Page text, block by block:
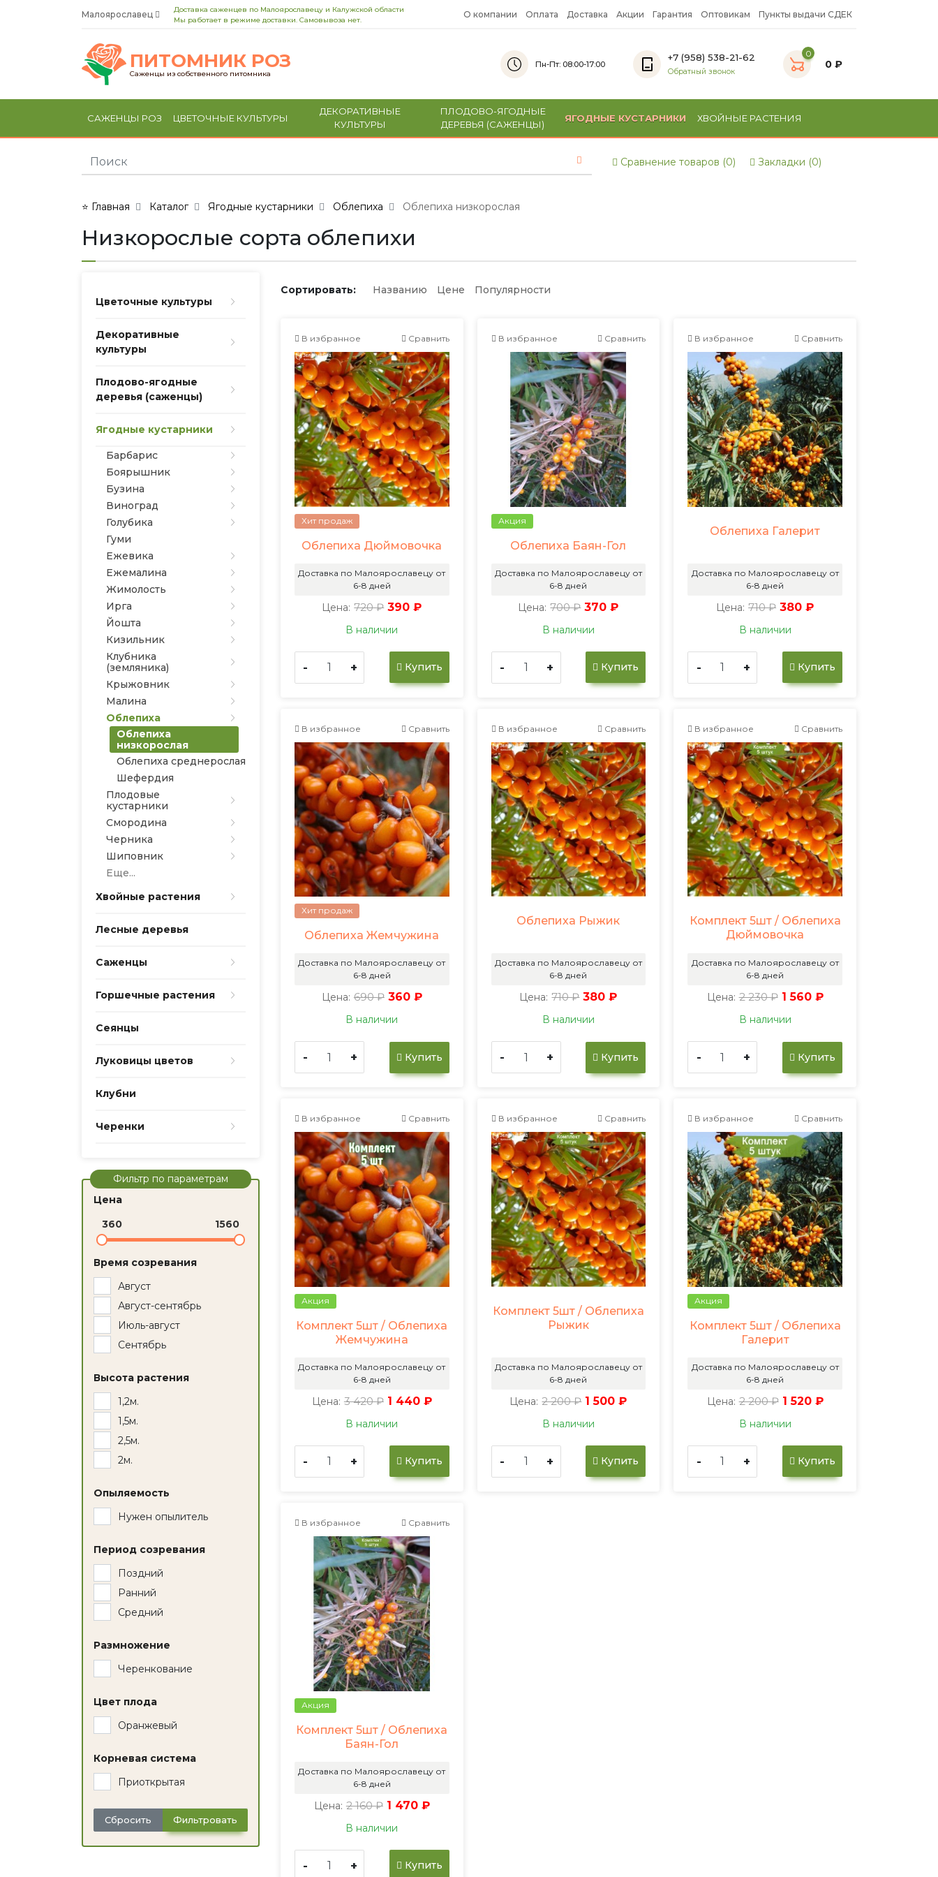
Малоярославец
Доставка саженцев по Малоярославецу и Калужской области
Мы работает в режиме доставки. Самовывоза нет.
О компании Оплата Доставка Акции Гарантия Оптовикам Пункты выдачи СДЕК
ПИТОМНИК РОЗ
Саженцы из собственного питомника
Пн-Пт: 08:00-17:00
+7 (958) 538-21-62
Обратный звонок
0
0 ₽
САЖЕНЦЫ РОЗ ЦВЕТОЧНЫЕ КУЛЬТУРЫ
ДЕКОРАТИВНЫЕ
КУЛЬТУРЫ
ПЛОДОВО-ЯГОДНЫЕ
ДЕРЕВЬЯ (САЖЕНЦЫ)
ЯГОДНЫЕ КУСТАРНИКИ ХВОЙНЫЕ РАСТЕНИЯ
Сравнение товаров (0) Закладки (0)
⭐ Главная Каталог Ягодные кустарники Облепиха Облепиха низкорослая
Низкорослые сорта облепихи
Цветочные культуры
Декоративные
культуры
Плодово-ягодные
деревья (саженцы)
Ягодные кустарники
Барбарис
Боярышник
Бузина
Виноград
Голубика
Гуми
Ежевика
Ежемалина
Жимолость
Ирга
Йошта
Кизильник
Клубника
(земляника)
Крыжовник
Малина
Облепиха
Облепиха
низкорослая
Облепиха среднерослая
Шефердия
Плодовые
кустарники
Смородина
Черника
Шиповник
Еще...
Хвойные растения
Лесные деревья
Саженцы
Горшечные растения
Сеянцы
Луковицы цветов
Клубни
Черенки
Фильтр по параметрам
Цена
360
1560
Время созревания
Август
Август-сентябрь
Июль-август
Сентябрь
Высота растения
1,2м.
1,5м.
2,5м.
2м.
Опыляемость
Нужен опылитель
Период созревания
Поздний
Ранний
Средний
Размножение
Черенкование
Цвет плода
Оранжевый
Корневая система
Приоткрытая
Сбросить Фильтровать
Сортировать: Названию Цене Популярности
В избранное Сравнить
Хит продаж
Облепиха Дюймовочка
Доставка по Малоярославецу от
6-8 дней
Цена: 720 ₽ 390 ₽
В наличии
- + Купить
В избранное Сравнить
Акция
Облепиха Баян-Гол
Доставка по Малоярославецу от
6-8 дней
Цена: 700 ₽ 370 ₽
В наличии
- + Купить
В избранное Сравнить
Облепиха Галерит
Доставка по Малоярославецу от
6-8 дней
Цена: 710 ₽ 380 ₽
В наличии
- + Купить
В избранное Сравнить
Хит продаж
Облепиха Жемчужина
Доставка по Малоярославецу от
6-8 дней
Цена: 690 ₽ 360 ₽
В наличии
- + Купить
В избранное Сравнить
Облепиха Рыжик
Доставка по Малоярославецу от
6-8 дней
Цена: 710 ₽ 380 ₽
В наличии
- + Купить
В избранное Сравнить
Комплект 5шт / Облепиха
Дюймовочка
Доставка по Малоярославецу от
6-8 дней
Цена: 2 230 ₽ 1 560 ₽
В наличии
- + Купить
В избранное Сравнить
Акция
Комплект 5шт / Облепиха
Жемчужина
Доставка по Малоярославецу от
6-8 дней
Цена: 3 420 ₽ 1 440 ₽
В наличии
- + Купить
В избранное Сравнить
Комплект 5шт / Облепиха
Рыжик
Доставка по Малоярославецу от
6-8 дней
Цена: 2 200 ₽ 1 500 ₽
В наличии
- + Купить
В избранное Сравнить
Акция
Комплект 5шт / Облепиха
Галерит
Доставка по Малоярославецу от
6-8 дней
Цена: 2 200 ₽ 1 520 ₽
В наличии
- + Купить
В избранное Сравнить
Акция
Комплект 5шт / Облепиха
Баян-Гол
Доставка по Малоярославецу от
6-8 дней
Цена: 2 160 ₽ 1 470 ₽
В наличии
- + Купить